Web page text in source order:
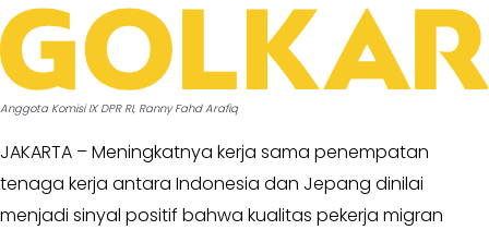
Kabar
Photo
MKGR
KOSGORO
1957
-
-
AL
HIDAYAH
Anggota Komisi IX DPR RI, Ranny Fahd Arafiq
JAKARTA – Meningkatnya kerja sama penempatan
tenaga kerja antara Indonesia dan Jepang dinilai
menjadi sinyal positif bahwa kualitas pekerja migran